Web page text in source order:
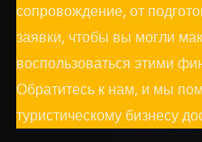
сопровождение, от
заявки, чтобы вы могли
воспользоваться этими
Обратитесь к нам, и мы
туристическому бизнесу